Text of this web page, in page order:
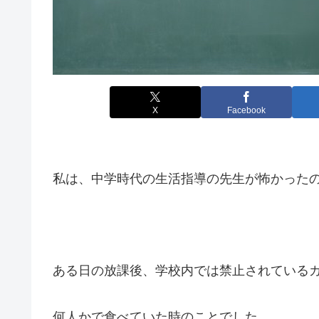
X Facebook
私は、中学時代の生活指導の先生が怖かった
ある日の放課後、学校内では禁止されている